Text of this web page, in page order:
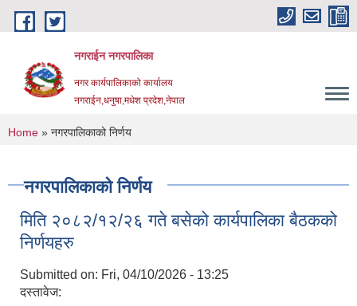
Skip to main content
नगराईन नगरपालिका
नगर कार्यपालिकाको कार्यालय
नगराईन,धनुषा,मधेश प्रदेश,नेपाल
You are here
Home » नगरपालिकाको निर्णय
नगरपालिकाको निर्णय
मिति २०८२/१२/२६ गते बसेको कार्यपालिका बैठकको
निर्णयहरु
Submitted on: Fri, 04/10/2026 - 13:25
दस्तावेज: